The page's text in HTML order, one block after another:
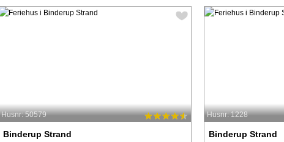
Husnr: 50579
Binderup Strand
Husnr: 1228
Binderup Strand